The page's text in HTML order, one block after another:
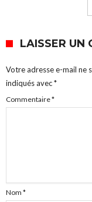
LAISSER UN
Votre adresse e-mail ne
indiqués avec*
Commentaire*
Nom *